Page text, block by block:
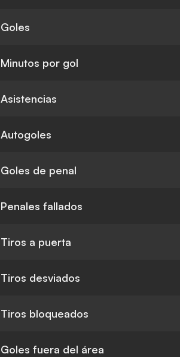
Goles
Minutos por gol
Asistencias
Autogoles
Goles de penal
Penales fallados
Tiros a puerta
Tiros desviados
Tiros bloqueados
Goles fuera del área